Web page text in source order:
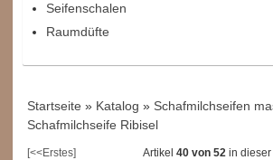
Seifenschalen
Raumdüfte
Startseite » Katalog » Schafmilchseifen
Schafmilchseife Ribisel
[<<Erstes]
Artikel 40 von 52in dieser